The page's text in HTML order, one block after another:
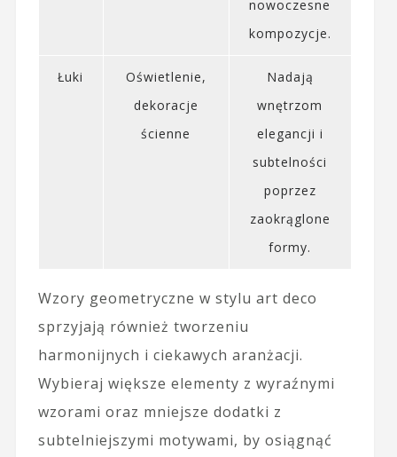
nowoczesne
kompozycje.
Łuki
Oświetlenie,
dekoracje
ścienne
Nadają
wnętrzom
elegancji i
subtelności
poprzez
zaokrąglone
formy.
Wzory geometryczne w stylu art deco
sprzyjają również tworzeniu
harmonijnych i ciekawych aranżacji.
Wybieraj większe elementy z wyraźnymi
wzorami oraz mniejsze dodatki z
subtelniejszymi motywami, by osiągnąć